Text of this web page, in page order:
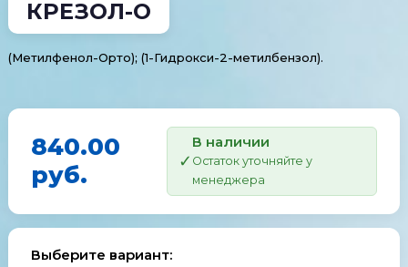
КРЕЗОЛ-О
(Метилфенол-Орто); (1-Гидрокси-2-метилбензол).
840.00
руб.
В наличии
Остаток уточняйте у
менеджера
Выберите вариант: